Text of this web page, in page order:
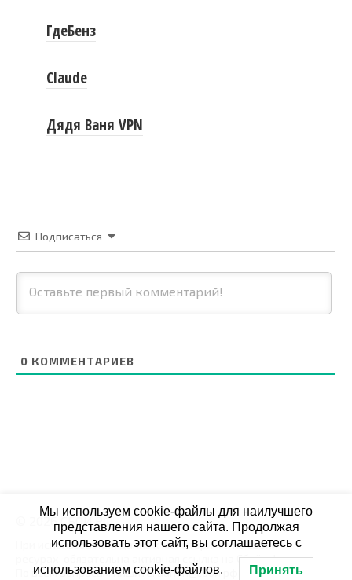
ГдеБенз
Claude
Дядя Ваня VPN
Подписаться
0 КОММЕНТАРИЕВ
© 2026 СБОЙ.РФ
При использовании данных мониторинга на своих
ресурах, обязательна активная ссылка на Сбой.рф
По всем вопросам пишите: admin@сбой.рф
Мы используем cookie-файлы для наилучшего
представления нашего сайта. Продолжая
использовать этот сайт, вы соглашаетесь с
использованием cookie-файлов. Принять